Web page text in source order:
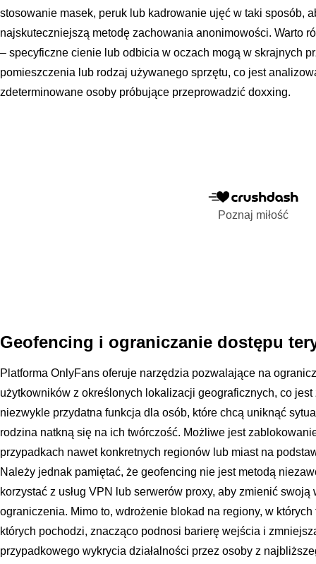
stosowanie masek, peruk lub kadrowanie ujęć w taki sposób,
najskuteczniejszą metodę zachowania anonimowości. Warto
– specyficzne cienie lub odbicia w oczach mogą w skrajnych
pomieszczenia lub rodzaj używanego sprzętu, co jest
zdeterminowane osoby próbujące przeprowadzić doxxing.
Poznaj miłość
Geofencing i ograniczanie dostępu
Platforma OnlyFans oferuje narzędzia pozwalające na
użytkowników z określonych lokalizacji geograficznych, co
niezwykle przydatna funkcja dla osób, które chcą uniknąć
rodzina natkną się na ich twórczość. Możliwe jest
przypadkach nawet konkretnych regionów lub miast na
Należy jednak pamiętać, że geofencing nie jest metodą
korzystać z usług VPN lub serwerów proxy, aby zmienić
ograniczenia. Mimo to, wdrożenie blokad na regiony, w
których pochodzi, znacząco podnosi barierę wejścia i
przypadkowego wykrycia działalności przez osoby z